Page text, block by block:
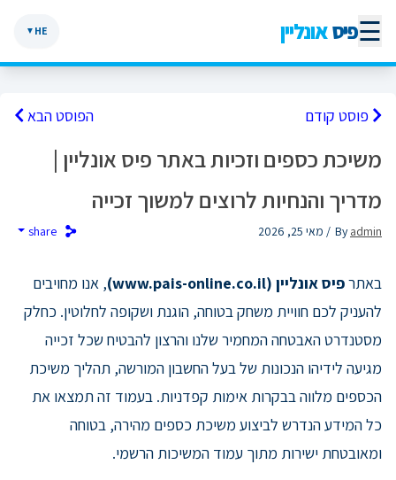
☰פיסאונליין HE
▼
פוסט קודם הפוסט הבא
משיכת כספים וזכיות באתר פיס אונליין |
מדריך והנחיות לרוצים למשוך זכייה
Byadmin / מאי 25, 2026 share
באתרפיס אונליין (www.pais-online.co.il)
, אנו מחויבים
להעניק לכם חוויית משחק בטוחה, הוגנת ושקופה לחלוטין. כחלק
מסטנדרט האבטחה המחמיר שלנו והרצון להבטיח שכל זכייה
מגיעה לידיהו הנכונות של בעל החשבון המורשה, תהליך משיכת
הכספים מלווה בבקרות אימות קפדניות. בעמוד זה תמצאו את
כל המידע הנדרש לביצוע משיכת כספים מהירה, בטוחה
ומאובטחת ישירות מתוך עמוד המשיכות הרשמי.